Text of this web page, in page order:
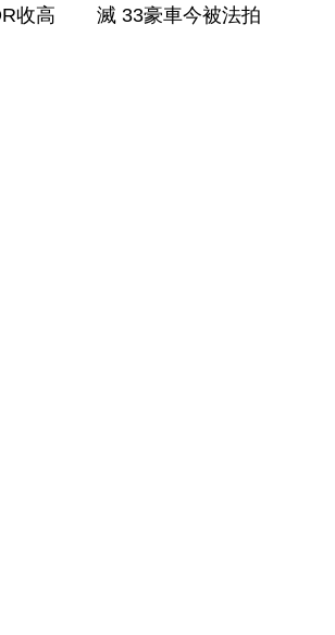
收高
滅 33豪車今被法拍